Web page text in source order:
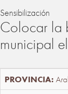
Sensibilización
Colocar la
municipal